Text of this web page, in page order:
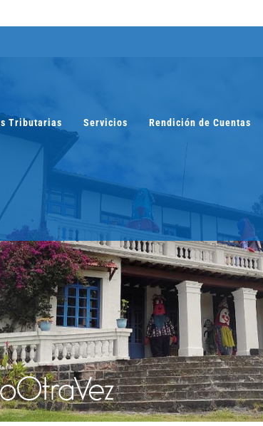
Tributarias Servicios Rendición de Cuentas